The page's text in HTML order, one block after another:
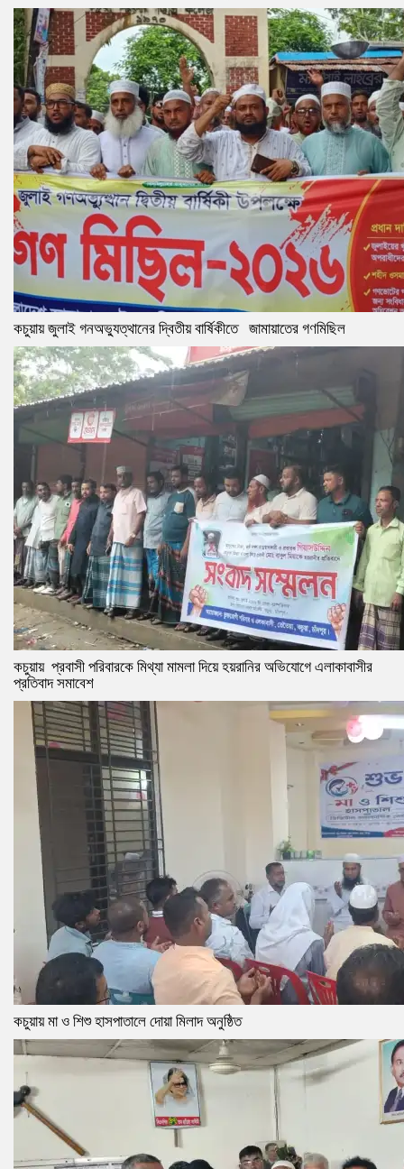
কচুয়ায় জুলাই গনঅভ্যুত্থানের দ্বিতীয় বার্ষিকীতে জামায়াতের গণমিছিল
কচুয়ায় প্রবাসী পরিবারকে মিথ্যা মামলা দিয়ে হয়রানির অভিযোগে এলাকাবাসীর
প্রতিবাদ সমাবেশ
কচুয়ায় মা ও শিশু হাসপাতালে দোয়া মিলাদ অনুষ্ঠিত